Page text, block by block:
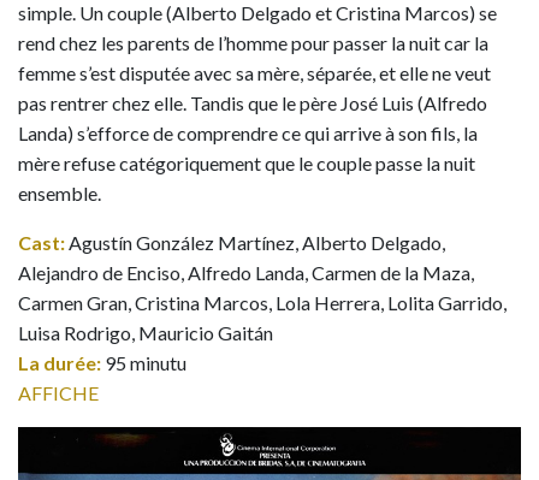
simple. Un couple (Alberto Delgado et Cristina Marcos) se
rend chez les parents de l’homme pour passer la nuit car la
femme s’est disputée avec sa mère, séparée, et elle ne veut
pas rentrer chez elle. Tandis que le père José Luis (Alfredo
Landa) s’efforce de comprendre ce qui arrive à son fils, la
mère refuse catégoriquement que le couple passe la nuit
ensemble.
Cast:Agustín González Martínez, Alberto Delgado,
Alejandro de Enciso, Alfredo Landa, Carmen de la Maza,
Carmen Gran, Cristina Marcos, Lola Herrera, Lolita Garrido,
Luisa Rodrigo, Mauricio Gaitán
La durée: 95 minutu
AFFICHE